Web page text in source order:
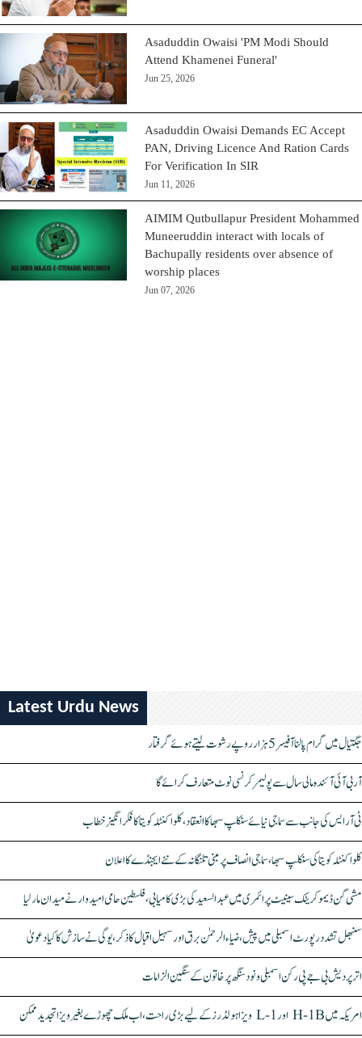
Asaduddin Owaisi 'PM Modi Should
Attend Khamenei Funeral'
Jun 25, 2026
Asaduddin Owaisi Demands EC Accept
PAN, Driving Licence And Ration Cards
For Verification In SIR
Jun 11, 2026
AIMIM Qutbullapur President Mohammed
Muneeruddin interact with locals of
Bachupally residents over absence of
worship places
Jun 07, 2026
Latest Urdu News
جگتیال میں گرام پالنا آفیسر 5 ہزار روپے رشوت لیتے ہوئے گرفتار
آر بی آئی آئندہ مالی سال سے پولیمر کرنسی نوٹ متعارف کرائے گا
ٹی آر ایس کی جانب سے سماجی نیائے سنکلپ سبھا کا انعقاد، کلواکنٹلہ کویتا کا فکر انگیز خطاب
کلواکنٹلہ کویتا کی سنکلپ سبھا، سماجی انصاف پر مبنی تلنگانہ کے نئے ایجنڈے کا اعلان
مشی گن ڈیموکریٹک سینیٹ پرائمری میں عبدالسعید کی بڑی کامیابی، فلسطین حامی امیدوار نے میدان مار لیا
سنبھل تشدد رپورٹ اسمبلی میں پیش، ضیاء الرحمٰن برق اور سہیل اقبال کا ذکر، یوگی نے سازش کا کیا دعویٰ
اتر پردیش بی جے پی رکن اسمبلی ونود سنگھ پر خاتون کے سنگین الزامات
امریکہ میں H-1B اور L-1 ویزا ہولڈرز کے لیے بڑی راحت، اب ملک چھوڑے بغیر ویزا تجدید ممکن